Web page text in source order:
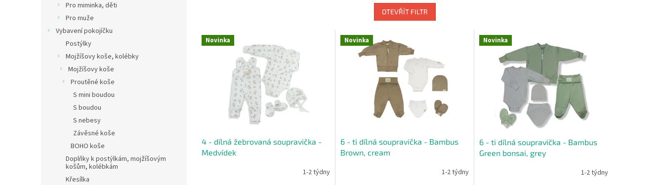
Pro miminka, děti
Pro muže
Vybavení pokojíčku
Postýlky
Mojžíšovy koše, kolébky
Mojžíšovy koše
Proutěné koše
S mini boudou
S boudou
S nebesy
Závěsné koše
BOHO koše
Doplňky k postýlkám, mojžíšovým
košům, kolébkám
Křesílka
OTEVŘÍT FILTR
V Novinka
4 - dílná žebrovaná soupravička -
Medvídek
1-2 týdny
Novinka
6 - ti dílná soupravička - Bambus
Brown, cream
1-2 týdny
Novinka
6 - ti dílná soupravička - Bambus
Green bonsai, grey
1-2 týdny